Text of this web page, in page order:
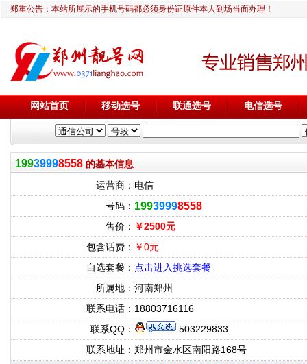
郑重公告：本站所展示的手机号码都必须身份证原件本人到场当面办理！
网站首页 移动选号 联通选号 电信选号
19939998558 的基本信息
运营商： 电信
号码： 19939998558
售价： ￥2500元
包含话费： ￥0元
自选套餐： 点击进入挑选套餐
所属地： 河南郑州
联系电话： 18803716116
联系QQ：
503229833
联系地址： 郑州市金水区南阳路168号